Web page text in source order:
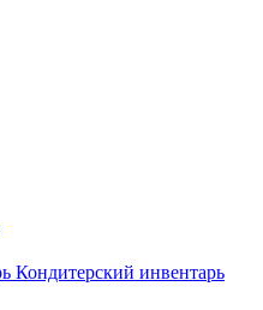
Кондитерский инвентарь